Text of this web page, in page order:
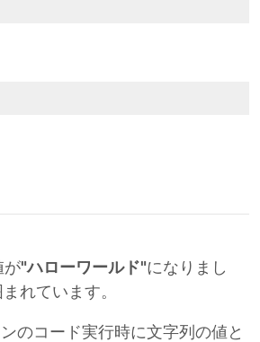
が"ハローワールド"になりまし
れています。
のコード実行時に文字列の値と